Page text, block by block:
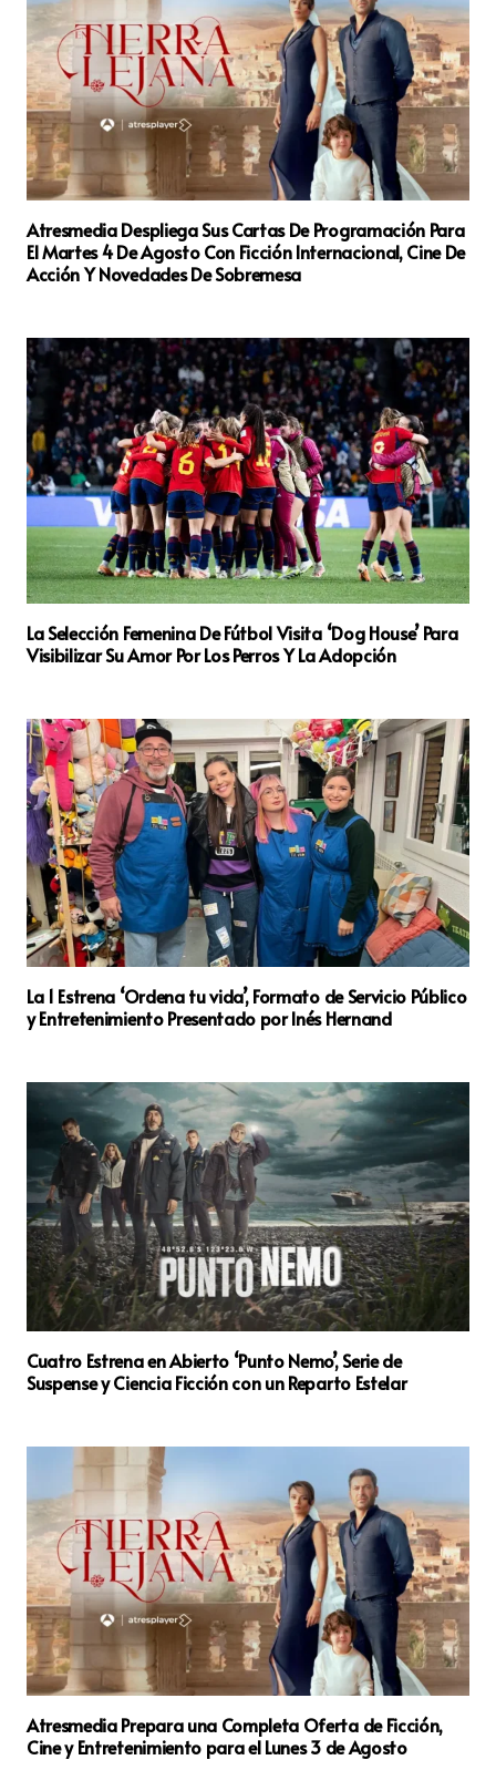
Atresmedia Despliega Sus Cartas De Programación Para
El Martes 4 De Agosto Con Ficción Internacional, Cine De
Acción Y Novedades De Sobremesa
La Selección Femenina De Fútbol Visita ‘Dog House’ Para
Visibilizar Su Amor Por Los Perros Y La Adopción
La 1 Estrena ‘Ordena tu vida’, Formato de Servicio Público
y Entretenimiento Presentado por Inés Hernand
Cuatro Estrena en Abierto ‘Punto Nemo’, Serie de
Suspense y Ciencia Ficción con un Reparto Estelar
Atresmedia Prepara una Completa Oferta de Ficción,
Cine y Entretenimiento para el Lunes 3 de Agosto